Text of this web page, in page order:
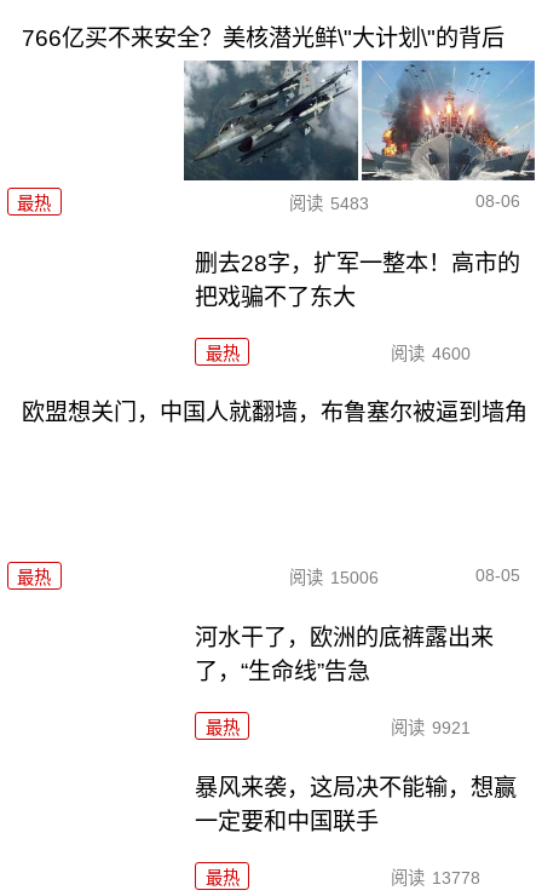
766亿买不来安全？美核潜光鲜\"大计划\"的背后
最热 阅读 5483 08-06
删去28字，扩军一整本！高市的
把戏骗不了东大
最热 阅读 4600
欧盟想关门，中国人就翻墙，布鲁塞尔被逼到墙角
最热 阅读 15006 08-05
河水干了，欧洲的底裤露出来
了，“生命线”告急
最热 阅读 9921
暴风来袭，这局决不能输，想赢
一定要和中国联手
最热 阅读 13778